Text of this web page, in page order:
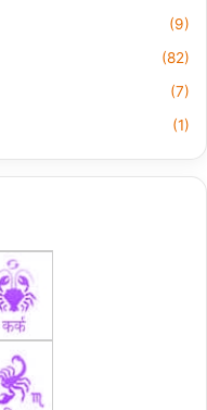
(9)
(82)
(7)
(1)